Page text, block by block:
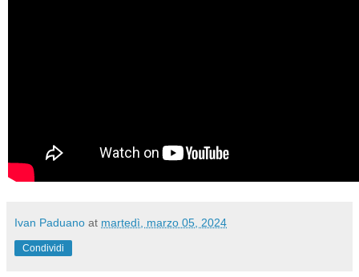
Ivan Paduano at martedì, marzo 05, 2024
Condividi